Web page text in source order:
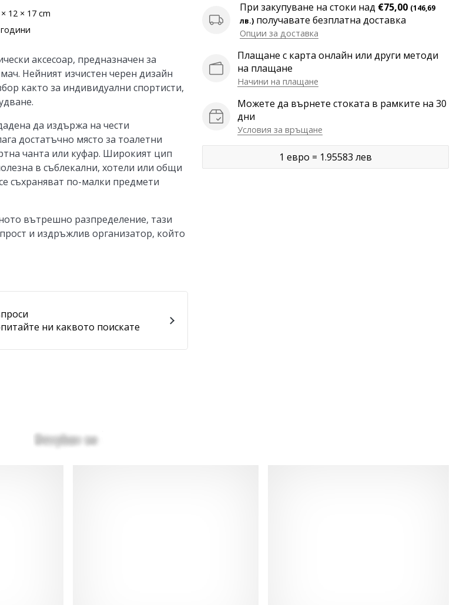
При закупуване на стоки над €75,00 (146,69
лв.) получавате безплатна доставка
Опции за доставка
Плащане с карта онлайн или други методи
на плащане
Начини на плащане
Можете да върнете стоката в рамките на 30
дни
Условия за връщане
1 евро = 1.95583 лев
12 × 17 cm
аксесоар, предназначен за
Нейният изчистен черен дизайн
както за индивидуални спортисти,
да издържа на чести
достатъчно място за тоалетни
чанта или куфар. Широкият цип
в съблекални, хотели или общи
съхраняват по-малки предмети
вътрешно разпределение, тази
и издръжлив организатор, който
ни каквото поискате